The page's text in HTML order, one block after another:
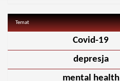
Temat
Covid-19
depresja
mental health